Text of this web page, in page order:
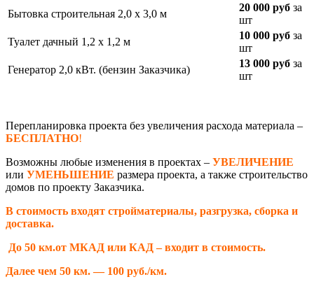
Бытовка строительная 2,0 х 3,0 м
20 000 руб за
шт
Туалет дачный 1,2 х 1,2 м
10 000 руб за
шт
Генератор 2,0 кВт. (бензин Заказчика)
13 000 руб за
шт
Перепланировка проекта без увеличения расхода материала –
БЕСПЛАТНО!
Возможны любые изменения в проектах – УВЕЛИЧЕНИЕ
или УМЕНЬШЕНИЕ размера проекта, а также строительство
домов по проекту Заказчика.
В стоимость входят стройматериалы, разгрузка, сборка и
доставка.
До 50 км.от МКАД или КАД – входит в стоимость.
Далее чем 50 км. — 100 руб./км.